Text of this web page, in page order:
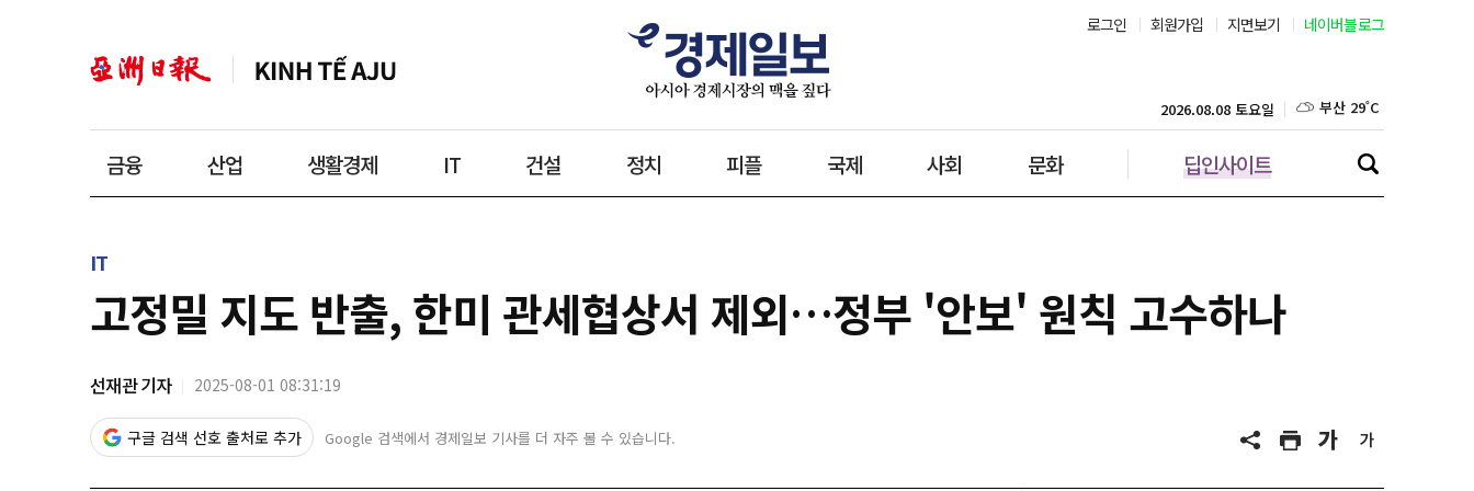
로그인 회원가입 지면보기 네이버블로그
금융 산업 생활경제 IT 건설 정치 피플 국제 사회 문화 딥인사이트
2026.08.08 토요일 대구 30˚C
인천 29˚C
제주 30˚C
IT
고정밀 지도 반출, 한미 관세협상서 제외…정부 '안보' 원칙 고수하나
선재관 기자 2025-08-01 08:31:19
구글 검색 선호 출처로 추가 Google 검색에서 경제일보 기사를 더 자주 볼 수 있습니다.